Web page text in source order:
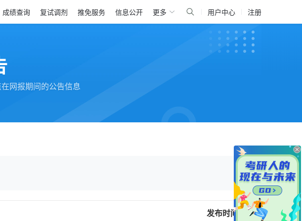
成绩查询 复试调剂 推免服务 信息公开 更多 用户中心 注册
网报期间的公告信息
发布时间